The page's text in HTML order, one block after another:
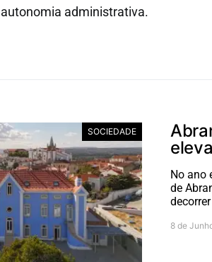
autonomia administrativa.
SOCIEDADE
No ano
de
8 de